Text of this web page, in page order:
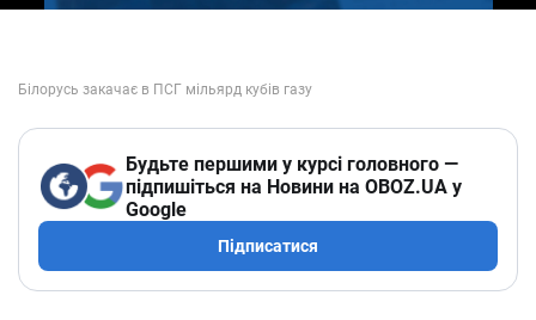
Будьте першими у курсі головного —
підпишіться на Новини на OBOZ.UA у
Google
Підписатися